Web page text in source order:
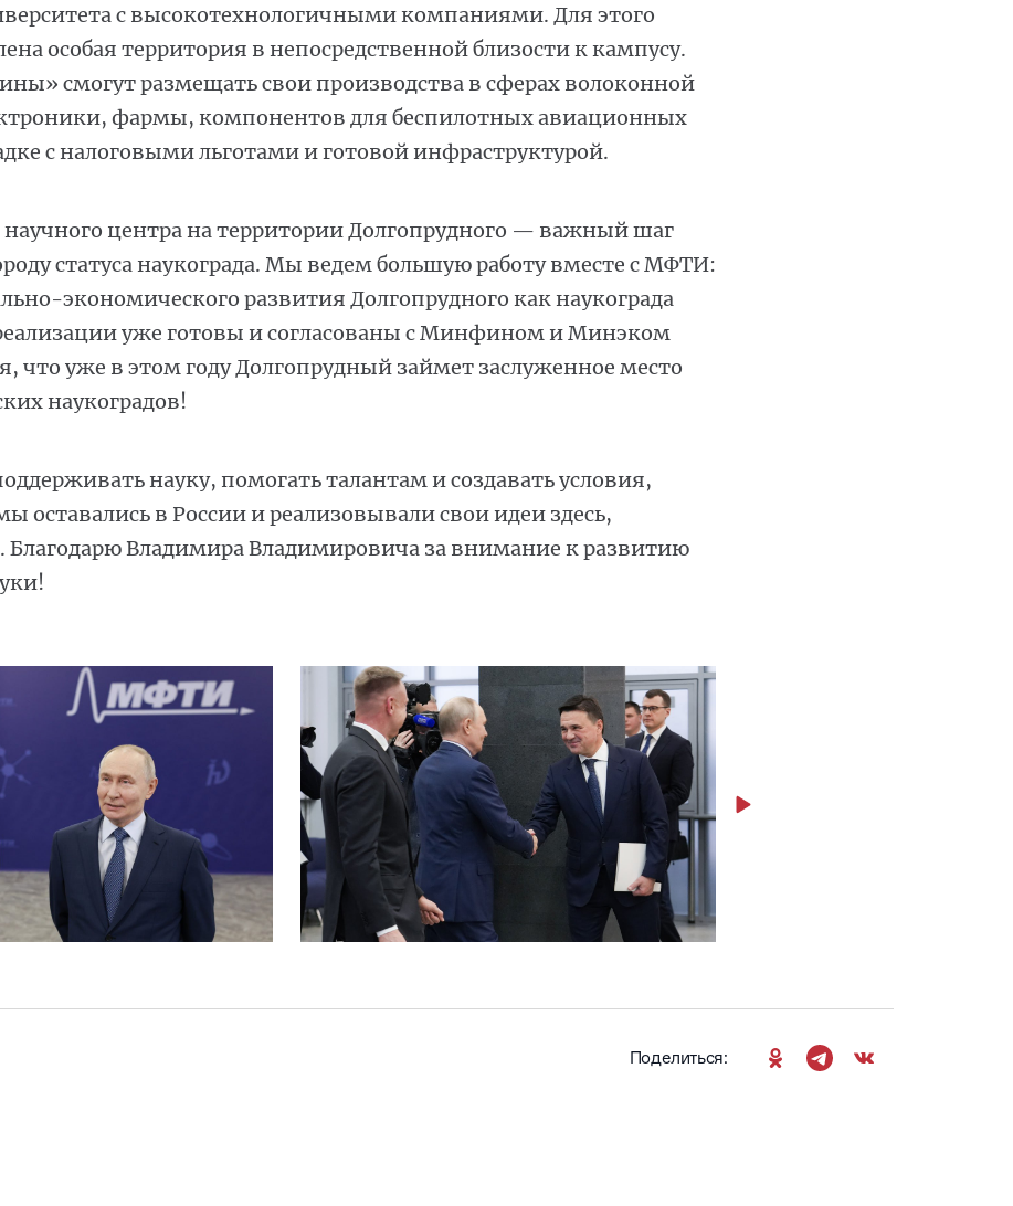
с высокотехнологичными компаниями. Для этого
особая территория в непосредственной близости к кампусу.
смогут размещать свои производства в сферах волоконной
фармы, компонентов для беспилотных авиационных
с налоговыми льготами и готовой инфраструктурой.
научного центра на территории Долгопрудного — важный шаг
статуса наукограда. Мы ведем большую работу вместе с МФТИ:
экономического развития Долгопрудного как наукограда
уже готовы и согласованы с Минфином и Минэком
что уже в этом году Долгопрудный займет заслуженное место
наукоградов!
науку, помогать талантам и создавать условия,
оставались в России и реализовывали свои идеи здесь,
Благодарю Владимира Владимировича за внимание к развитию
Поделиться: